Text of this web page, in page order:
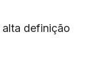
alta definição